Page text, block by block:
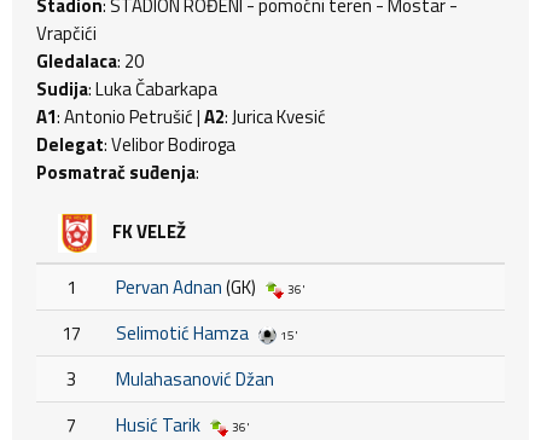
Vrapčići
Gledalaca: 20
Sudija: Luka Čabarkapa
A1: Antonio Petrušić |A2: Jurica Kvesić
Delegat: Velibor Bodiroga
Posmatrač suđenja:
FK VELEŽ
1 Pervan Adnan(GK) 36'
17 Selimotić Hamza 15'
3
Mulahasanović Džan
7
Husić Tarik 36'